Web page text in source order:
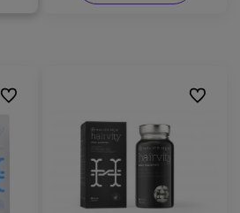
Do ulubionych Do